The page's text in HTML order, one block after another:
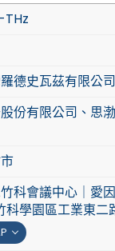
Media
德史瓦茲有限公司
份有限公司、思
科會議中心｜愛
科學園區工業東二